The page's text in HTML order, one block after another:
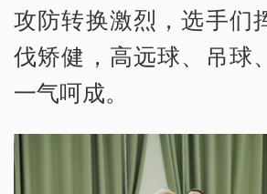
攻防转换激烈，选手们
伐矫健，高远球、吊球
一气呵成。